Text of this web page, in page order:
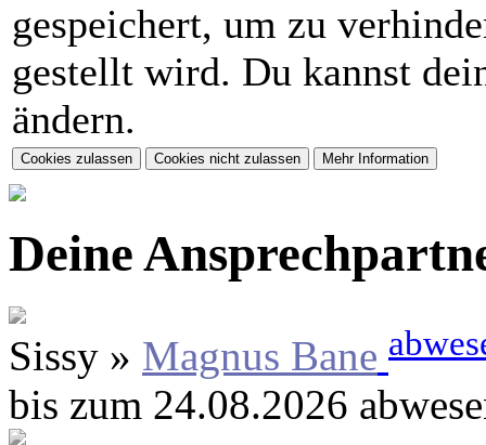
gespeichert, um zu
gestellt wird. Du kannst
ändern.
Deine
Sissy » Magnus Bane
bis zum 24.08.2026